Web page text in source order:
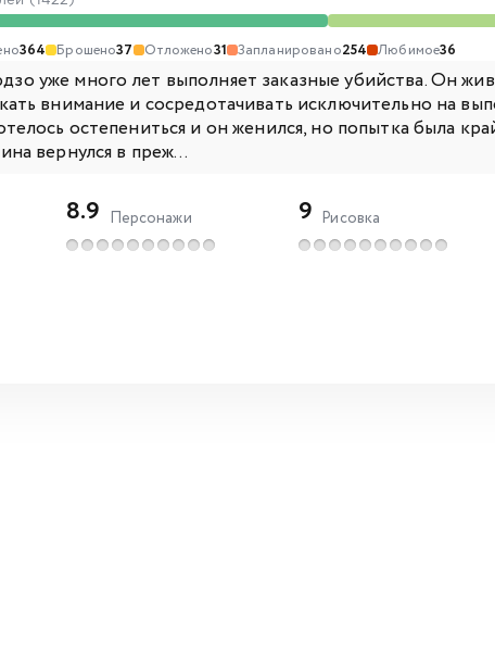
364 Брошено37 Отложено31 Запланировано254 Любимое36
уже много лет выполняет заказные убийства. Он
внимание и сосредотачивать исключительно на
остепениться и он женился, но попытка была
вернулся в преж...
8.9 Персонажи 9 Рисовка